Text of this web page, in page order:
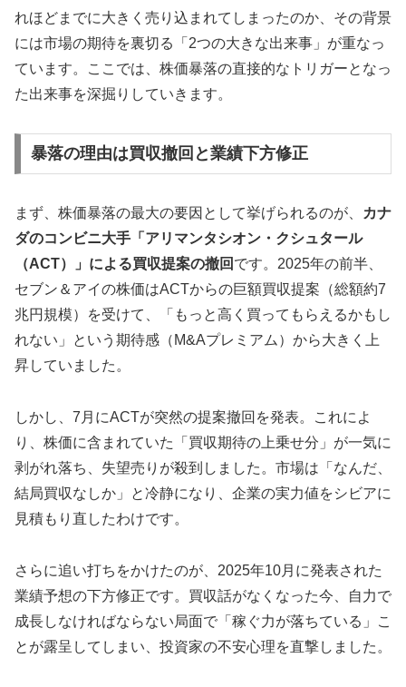
れほどまでに大きく売り込まれてしまったのか、その背景
には市場の期待を裏切る「2つの大きな出来事」が重なっ
ています。ここでは、株価暴落の直接的なトリガーとなっ
た出来事を深掘りしていきます。
暴落の理由は買収撤回と業績下方修正
まず、株価暴落の最大の要因として挙げられるのが、 カナ
ダのコンビニ大手「アリマンタシオン・クシュタール
（ACT）」による買収提案の撤回 です。2025年の前半、
セブン＆アイの株価はACTからの巨額買収提案（総額約7
兆円規模）を受けて、「もっと高く買ってもらえるかもし
れない」という期待感（M&Aプレミアム）から大きく上
昇していました。
しかし、7月にACTが突然の提案撤回を発表。これによ
り、株価に含まれていた「買収期待の上乗せ分」が一気に
剥がれ落ち、失望売りが殺到しました。市場は「なんだ、
結局買収なしか」と冷静になり、企業の実力値をシビアに
見積もり直したわけです。
さらに追い打ちをかけたのが、 2025年10月に発表された
業績予想の下方修正です。買収話がなくなった今、自力で
成長しなければならない局面で「稼ぐ力が落ちている」こ
とが露呈してしまい、投資家の不安心理を直撃しました。